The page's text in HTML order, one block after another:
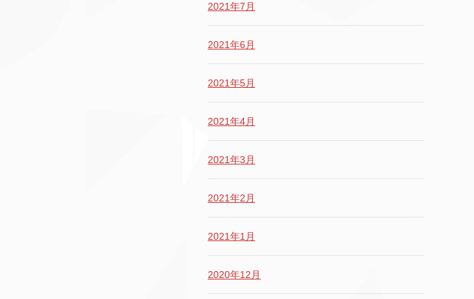
2021年7月
2021年6月
2021年5月
2021年4月
2021年3月
2021年2月
2021年1月
2020年12月